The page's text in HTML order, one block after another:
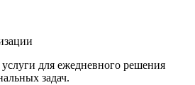
для ежедневного решения
задач.